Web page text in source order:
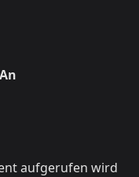
An
aufgerufen wird